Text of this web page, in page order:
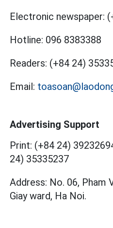
Electronic newspaper:
Hotline: 096 8383388
Readers: (+84 24)
Email:
Advertising Support
Print: (+84 24)
24) 35335237
Address: No. 06, Pham
Giay ward, Ha Noi.